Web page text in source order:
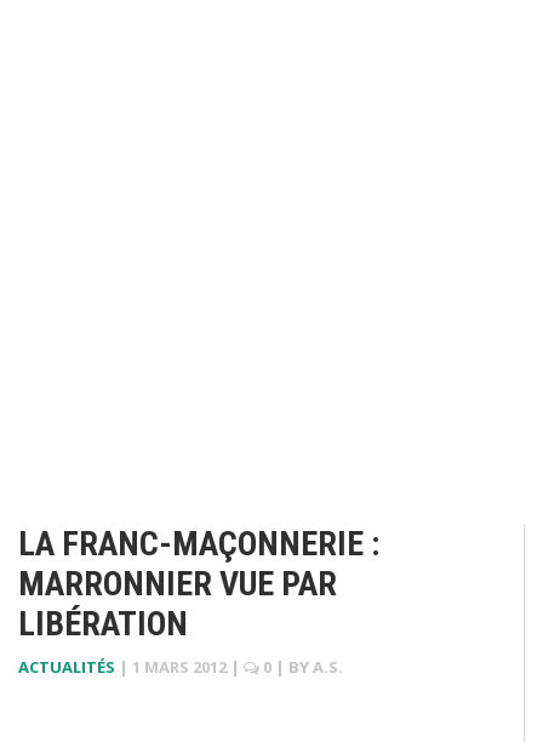
LA FRANC-MAÇONNERIE :
MARRONNIER VUE PAR
LIBÉRATION
ACTUALITÉS | 1 MARS 2012 | 0 | BYA.S.